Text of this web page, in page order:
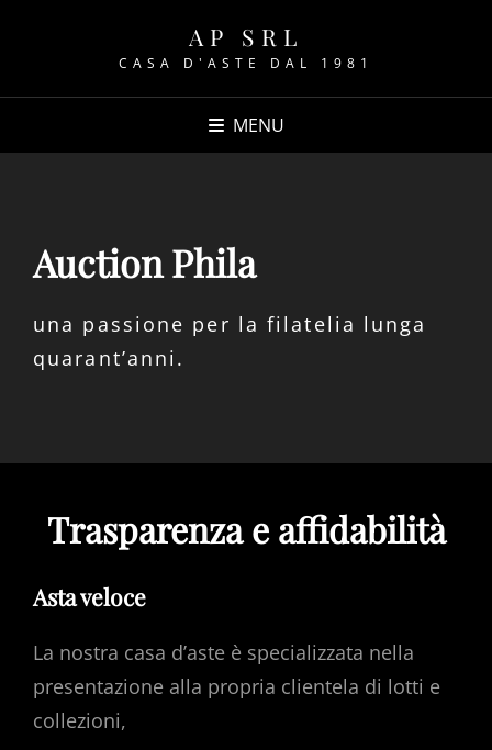
AP SRL
CASA D'ASTE DAL 1981
MENU
Auction Phila
una passione per la filatelia lunga
quarant’anni.
Trasparenza e affidabilità
Asta veloce
La nostra casa d’aste è specializzata nella
presentazione alla propria clientela di lotti e
collezioni,